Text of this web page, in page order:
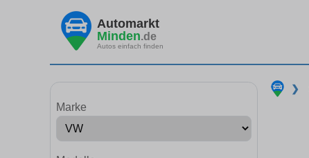
Automarkt
Minden.de
Autos einfach finden
Marke
❯